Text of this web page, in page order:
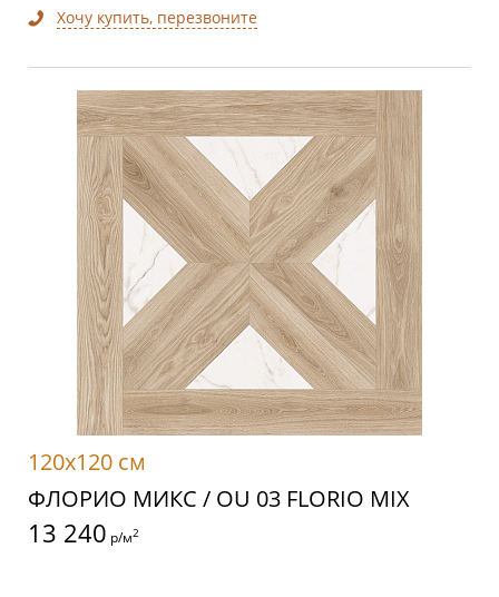
Хочу купить, перезвоните
120x120 см
ФЛОРИО МИКС / OU 03 FLORIO MIX
13 240 р/м2